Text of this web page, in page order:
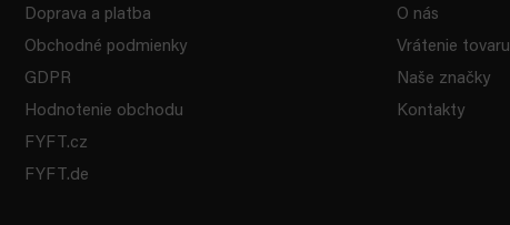
Doprava a platba
Obchodné podmienky
GDPR
Hodnotenie obchodu
FYFT.cz
FYFT.de
O nás
Vrátenie tovaru
Naše značky
Kontakty